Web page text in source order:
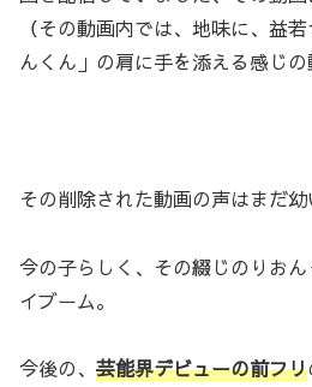
（その動画内では、地味に、益
んくん」の肩に手を添える感じの
その削除された動画の声はまだ幼
今の子らしく、その綴じのりお
イブーム。
今後の、 芸能界デビューの前フリ